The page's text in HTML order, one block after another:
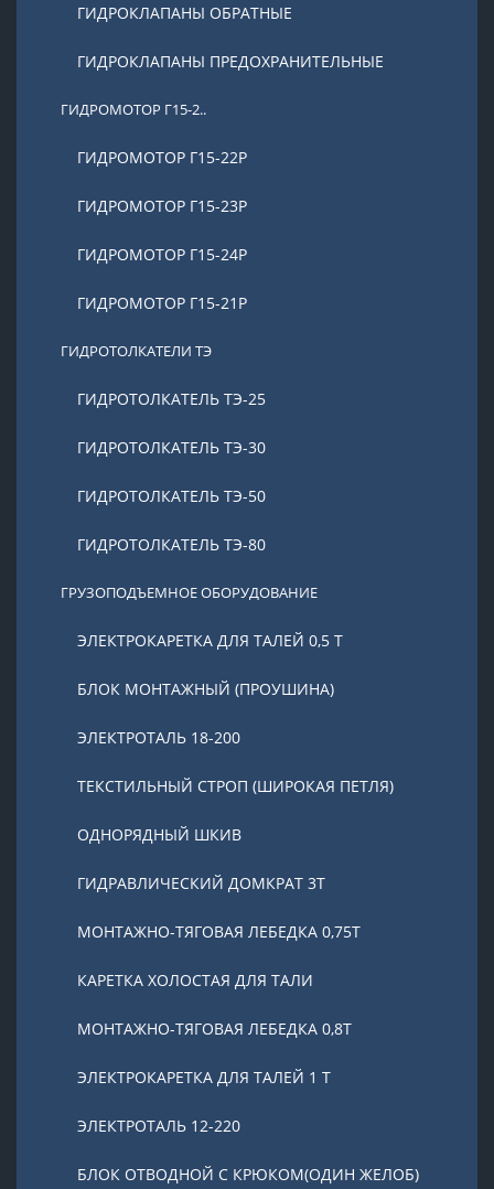
ГИДРОКЛАПАНЫ ОБРАТНЫЕ
ГИДРОКЛАПАНЫ ПРЕДОХРАНИТЕЛЬНЫЕ
ГИДРОМОТОР Г15-2..
ГИДРОМОТОР Г15-22Р
ГИДРОМОТОР Г15-23Р
ГИДРОМОТОР Г15-24Р
ГИДРОМОТОР Г15-21Р
ГИДРОТОЛКАТЕЛИ ТЭ
ГИДРОТОЛКАТЕЛЬ ТЭ-25
ГИДРОТОЛКАТЕЛЬ ТЭ-30
ГИДРОТОЛКАТЕЛЬ ТЭ-50
ГИДРОТОЛКАТЕЛЬ ТЭ-80
ГРУЗОПОДЪЕМНОЕ ОБОРУДОВАНИЕ
ЭЛЕКТРОКАРЕТКА ДЛЯ ТАЛЕЙ 0,5 Т
БЛОК МОНТАЖНЫЙ (ПРОУШИНА)
ЭЛЕКТРОТАЛЬ 18-200
ТЕКСТИЛЬНЫЙ СТРОП (ШИРОКАЯ ПЕТЛЯ)
ОДНОРЯДНЫЙ ШКИВ
ГИДРАВЛИЧЕСКИЙ ДОМКРАТ 3T
МОНТАЖНО-ТЯГОВАЯ ЛЕБЕДКА 0,75Т
КАРЕТКА ХОЛОСТАЯ ДЛЯ ТАЛИ
МОНТАЖНО-ТЯГОВАЯ ЛЕБЕДКА 0,8Т
ЭЛЕКТРОКАРЕТКА ДЛЯ ТАЛЕЙ 1 Т
ЭЛЕКТРОТАЛЬ 12-220
БЛОК ОТВОДНОЙ С КРЮКОМ(ОДИН ЖЕЛОБ)